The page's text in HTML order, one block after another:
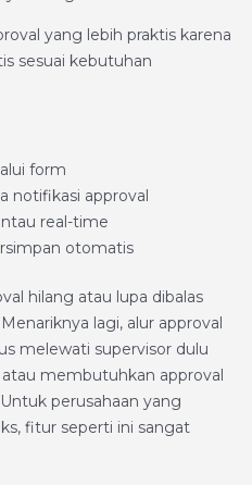
yang lebih praktis karena
sesuai kebutuhan
form
notifikasi approval
real-time
otomatis
hilang atau lupa dibalas
lagi, alur approval
melewati supervisor dulu
membutuhkan approval
perusahaan yang
fitur seperti ini sangat